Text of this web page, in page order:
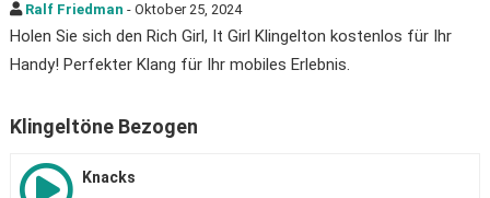
Ralf Friedman - Oktober 25, 2024
Holen Sie sich den Rich Girl, It Girl Klingelton kostenlos für Ihr
Handy! Perfekter Klang für Ihr mobiles Erlebnis.
Klingeltöne Bezogen
Knacks